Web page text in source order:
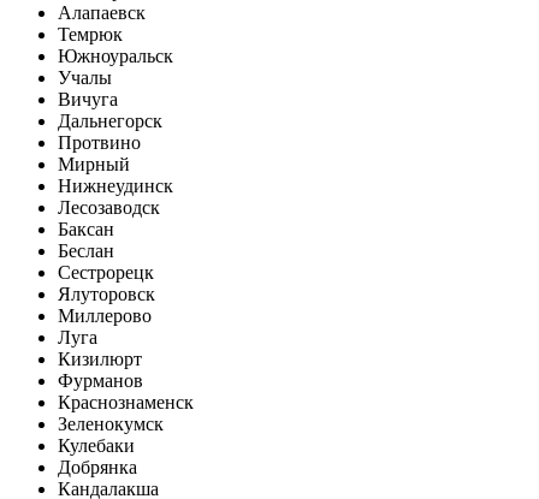
Алапаевск
Темрюк
Южноуральск
Учалы
Вичуга
Дальнегорск
Протвино
Мирный
Нижнеудинск
Лесозаводск
Баксан
Беслан
Сестрорецк
Ялуторовск
Миллерово
Луга
Кизилюрт
Фурманов
Краснознаменск
Зеленокумск
Кулебаки
Добрянка
Кандалакша